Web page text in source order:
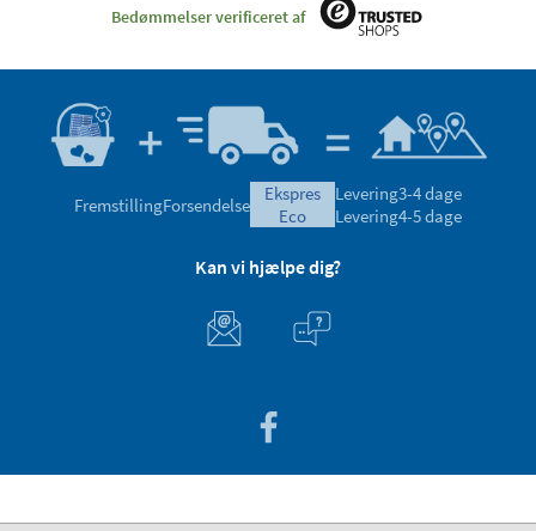
Bedømmelser verificeret af
FremstillingForsendelse
ekspres
eco
Levering3-4 dage
Levering4-5 dage
Kan vi hjælpe dig?